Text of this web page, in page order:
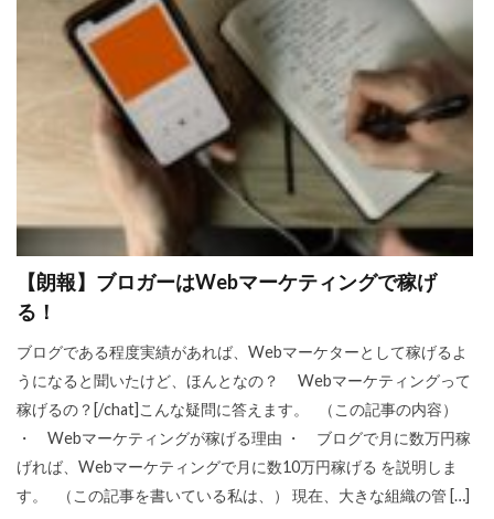
【朗報】ブロガーはWebマーケティングで稼げ
る！
ブログである程度実績があれば、Webマーケターとして稼げるよ
うになると聞いたけど、ほんとなの？ Webマーケティングって
稼げるの？[/chat]こんな疑問に答えます。 （この記事の内容）
・ Webマーケティングが稼げる理由 ・ ブログで月に数万円稼
げれば、Webマーケティングで月に数10万円稼げる を説明しま
す。 （この記事を書いている私は、） 現在、大きな組織の管 […]